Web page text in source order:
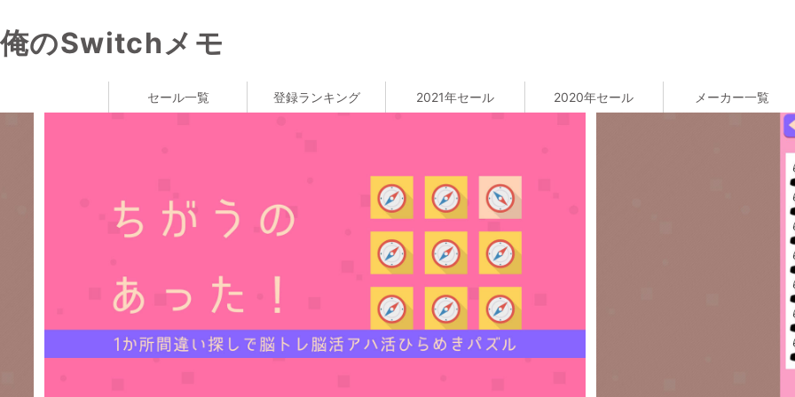
俺のSwitchメモ
セール一覧 登録ランキング 2021年セール 2020年セール メーカー一覧